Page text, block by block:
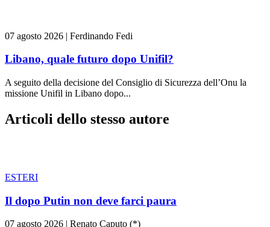
07 agosto 2026 | Ferdinando Fedi
Libano, quale futuro dopo Unifil?
A seguito della decisione del Consiglio di Sicurezza dell’Onu la
missione Unifil in Libano dopo...
Articoli dello stesso autore
ESTERI
Il dopo Putin non deve farci paura
07 agosto 2026 | Renato Caputo (*)